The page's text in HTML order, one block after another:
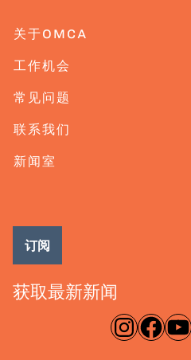
关于OMCA
工作机会
常见问题
联系我们
新闻室
淘宝网脸书录像带
获取最新新闻
订阅